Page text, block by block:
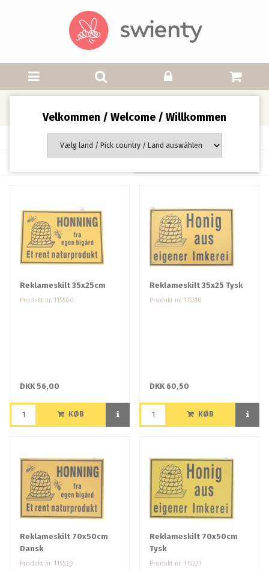
Velkommen / Welcome / Willkommen
Reklameskilt 35x25cm
Produkt nr. 115500
DKK 56,00
KØB
Reklameskilt 35x25 Tysk
Produkt nr. 115510
DKK 60,50
KØB
Reklameskilt 70x50cm
Dansk
Produkt nr. 115520
Reklameskilt 70x50cm
Tysk
Produkt nr. 115521